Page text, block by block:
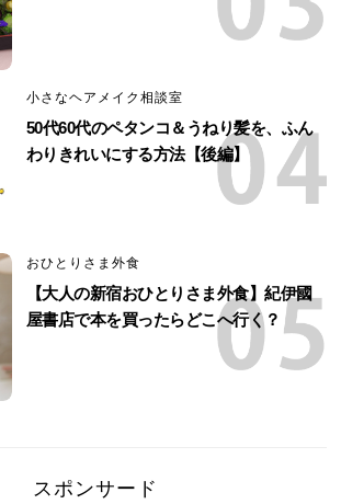
小さなヘアメイク相談室
50代60代のペタンコ＆うねり髪を、ふん
わりきれいにする方法【後編】
おひとりさま外食
【大人の新宿おひとりさま外食】紀伊國
屋書店で本を買ったらどこへ行く？
スポンサード